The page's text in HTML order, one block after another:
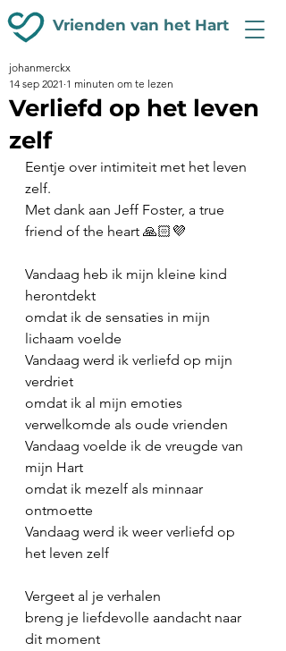
Vrienden van het Hart
Verliefd op het leven
zelf
johanmerckx
14 sep 2021 1 minuten om te lezen
Eentje over intimiteit met het leven
zelf.
Met dank aan Jeff Foster, a true
friend of the heart 🙏🏻💜
Vandaag heb ik mijn kleine kind
herontdekt
omdat ik de sensaties in mijn
lichaam voelde
Vandaag werd ik verliefd op mijn
verdriet
omdat ik al mijn emoties
verwelkomde als oude vrienden
Vandaag voelde ik de vreugde van
mijn Hart
omdat ik mezelf als minnaar
ontmoette
Vandaag werd ik weer verliefd op
het leven zelf
Vergeet al je verhalen
breng je liefdevolle aandacht naar
dit moment